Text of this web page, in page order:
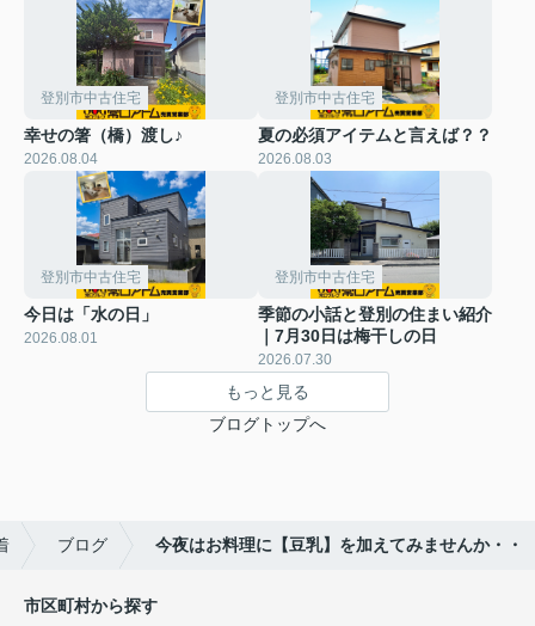
登別市中古住宅
幸せの箸（橋）渡し♪
2026.08.04
登別市中古住宅
夏の必須アイテムと言えば？？
2026.08.03
登別市中古住宅
今日は「水の日」
2026.08.01
登別市中古住宅
季節の小話と登別の住まい紹介
｜7月30日は梅干しの日
2026.07.30
もっと見る
ブログトップへ
ブログ 今夜はお料理に【豆乳】を加えてみませんか・・
市区町村から探す